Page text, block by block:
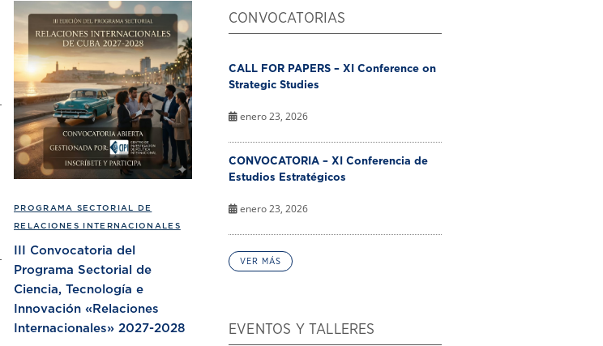
PROGRAMA SECTORIAL DE
RELACIONES INTERNACIONALES
III Convocatoria del
Programa Sectorial de
Ciencia, Tecnología e
Innovación «Relaciones
Internacionales» 2027-2028
CONVOCATORIAS
CALL FOR PAPERS – XI Conference on
Strategic Studies
enero 23, 2026
CONVOCATORIA – XI Conferencia de
Estudios Estratégicos
enero 23, 2026
VER MÁS
EVENTOS Y TALLERES